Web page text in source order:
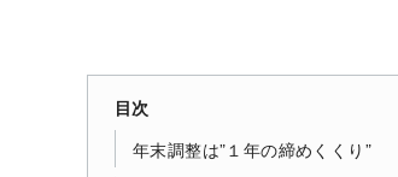
目次
年末調整は”１年の締めくくり”